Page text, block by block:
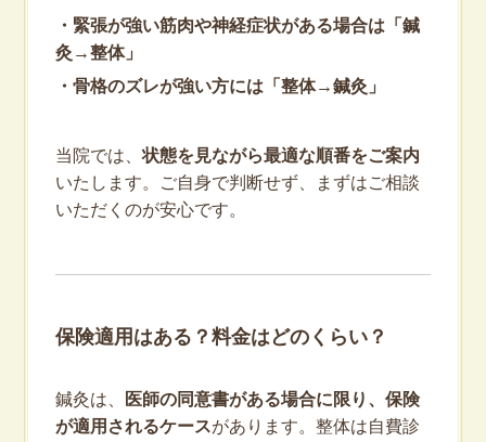
・緊張が強い筋肉や神経症状がある場合は「鍼
灸→整体」
・骨格のズレが強い方には「整体→鍼灸」
当院では、状態を見ながら最適な順番をご案内
いたします。ご自身で判断せず、まずはご相談
いただくのが安心です。
保険適用はある？料金はどのくらい？
鍼灸は、
医師の同意書がある場合に限り、保険
が適用されるケースがあります。整体は自費診